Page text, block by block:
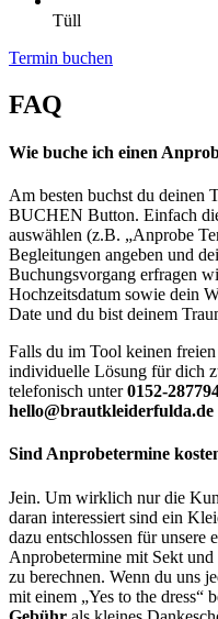
Tüll
Termin buchen
FAQ
Wie buche ich einen
Am besten buchst du deinen
BUCHEN Button. Einfach
auswählen (z.B. „Anprobe
Begleitungen angeben und
Buchungsvorgang erfragen
Hochzeitsdatum sowie dein
Date und du bist deinem
Falls du im Tool keinen
individuelle Lösung für dich
telefonisch unter0152-
hello@brautkleiderfulda.de
Sind Anprobetermine
Jein. Um wirklich nur die
daran interessiert sind ein
dazu entschlossen für unsere
Anprobetermine mit Sekt und
zu berechnen. Wenn du uns
mit einem „Yes to the dress“